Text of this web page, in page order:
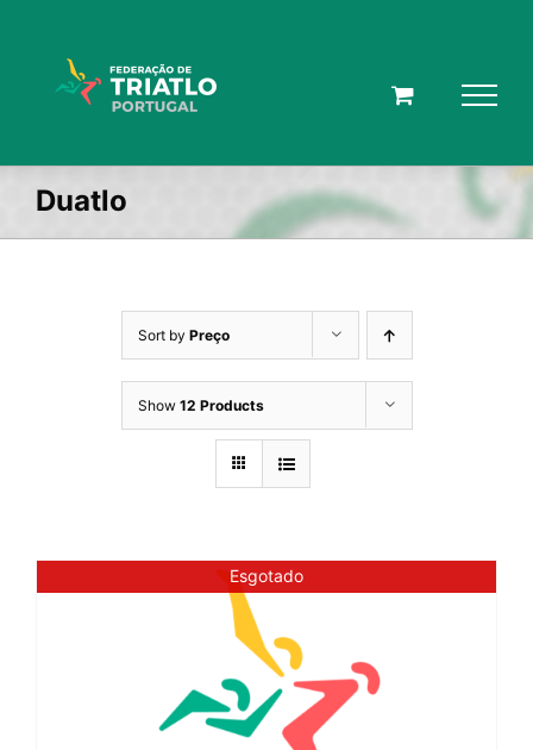
Duatlo
Sort by Preço
Show 12 Products
Esgotado